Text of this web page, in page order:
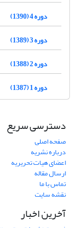
دوره 4 (1390)
دوره 3 (1389)
دوره 2 (1388)
دوره 1 (1387)
دسترسی سریع
صفحه اصلی
درباره نشریه
اعضای هیات تحریریه
ارسال مقاله
تماس با ما
نقشه سایت
آخرین اخبار